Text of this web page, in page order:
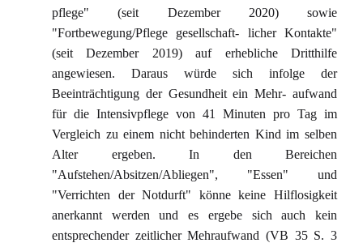
pflege" (seit Dezember 2020) sowie
"Fortbewegung/Pflege gesellschaft- licher Kontakte"
(seit Dezember 2019) auf erhebliche Dritthilfe
angewiesen. Daraus würde sich infolge der
Beeinträchtigung der Gesundheit ein Mehr- aufwand
für die Intensivpflege von 41 Minuten pro Tag im
Vergleich zu einem nicht behinderten Kind im selben
Alter ergeben. In den Bereichen
"Aufstehen/Absitzen/Abliegen", "Essen" und
"Verrichten der Notdurft" könne keine Hilflosigkeit
anerkannt werden und es ergebe sich auch kein
entsprechender zeitlicher Mehraufwand (VB 35 S. 3